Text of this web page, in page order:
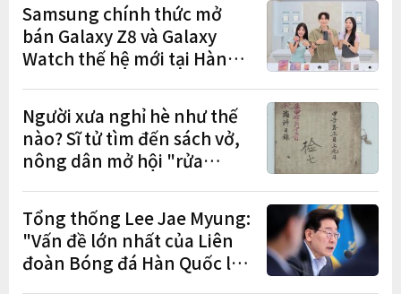
Samsung chính thức mở
bán Galaxy Z8 và Galaxy
Watch thế hệ mới tại Hàn
đơn đặt trước
Người xưa nghỉ hè như thế
nào? Sĩ tử tìm đến sách vở,
nông dân mở hội "rửa
Tổng thống Lee Jae Myung:
"Vấn đề lớn nhất của Liên
đoàn Bóng đá Hàn Quốc là